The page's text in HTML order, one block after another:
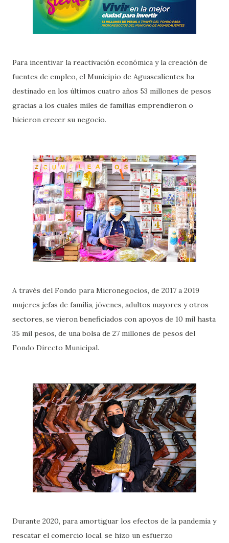
Para incentivar la reactivación económica y la creación de
fuentes de empleo, el Municipio de Aguascalientes ha
destinado en los últimos cuatro años 53 millones de pesos
gracias a los cuales miles de familias emprendieron o
hicieron crecer su negocio.
A través del Fondo para Micronegocios, de 2017 a 2019
mujeres jefas de familia, jóvenes, adultos mayores y otros
sectores, se vieron beneficiados con apoyos de 10 mil hasta
35 mil pesos, de una bolsa de 27 millones de pesos del
Fondo Directo Municipal.
Durante 2020, para amortiguar los efectos de la pandemia y
rescatar el comercio local, se hizo un esfuerzo